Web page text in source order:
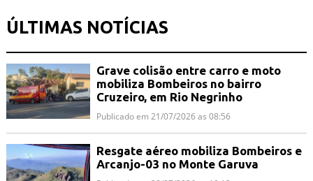
ÚLTIMAS NOTÍCIAS
Grave colisão entre carro e moto
mobiliza Bombeiros no bairro
Cruzeiro, em Rio Negrinho
Publicado em 21/07/2026 as 08:56
Resgate aéreo mobiliza Bombeiros e
Arcanjo-03 no Monte Garuva